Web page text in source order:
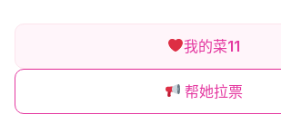
我的菜11
帮她拉票